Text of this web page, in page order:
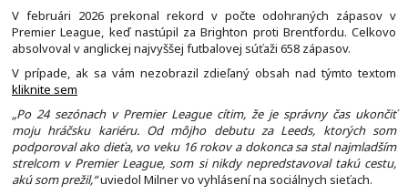
V februári 2026 prekonal rekord v počte odohraných zápasov v
Premier League, keď nastúpil za Brighton proti Brentfordu. Celkovo
absolvoval v anglickej najvyššej futbalovej súťaži 658 zápasov.
V prípade, ak sa vám nezobrazil zdieľaný obsah nad týmto textom
kliknite sem
„Po 24 sezónach v Premier League cítim, že je správny čas ukončiť
moju hráčsku kariéru. Od môjho debutu za Leeds, ktorých som
podporoval ako dieťa, vo veku 16 rokov a dokonca sa stal najmladším
strelcom v Premier League, som si nikdy nepredstavoval takú cestu,
akú som prežil,“uviedol Milner vo vyhlásení na sociálnych sieťach.